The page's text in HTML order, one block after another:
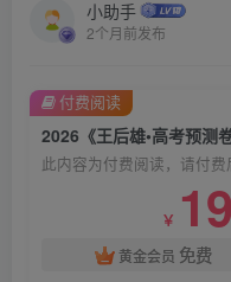
小助手
2个月前发布
2026《王后雄•高考预测
此内容为付费阅读，请付费
￥
黄金会员 免费
付费阅读